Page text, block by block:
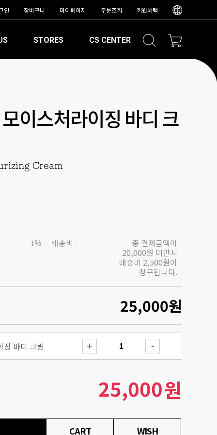
인 장바구니 마이페이지 주문조회 회원혜택
STORES CS CENTER
이스처라이징 바디 크
Cream
1% 배송비
총 결제금액이
20,000원 미만시
배송비 2,500원이
청구됩니다.
25,000원
징 바디 크림
25,000원
CART WISH